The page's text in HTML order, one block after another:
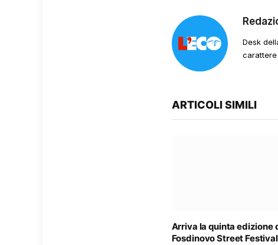
Desk
ARTICOLI SIMILI
Arriva la quinta edizione
Fosdinovo Street Festival